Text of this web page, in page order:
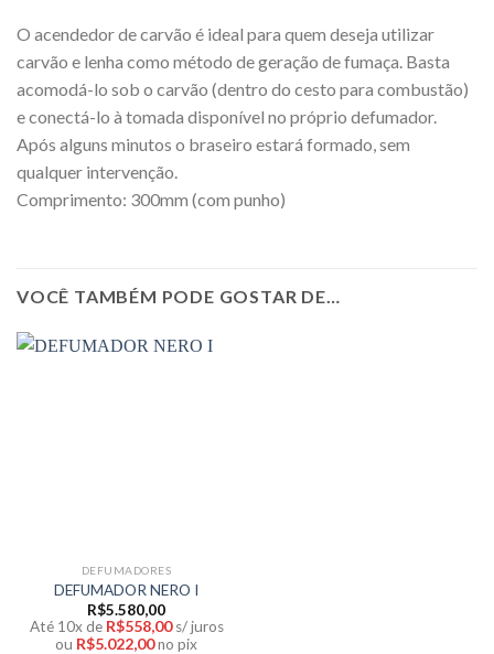
O acendedor de carvão é ideal para quem deseja utilizar
carvão e lenha como método de geração de fumaça. Basta
acomodá-lo sob o carvão (dentro do cesto para combustão)
e conectá-lo à tomada disponível no próprio defumador.
Após alguns minutos o braseiro estará formado, sem
qualquer intervenção.
Comprimento: 300mm (com punho)
VOCÊ TAMBÉM PODE GOSTAR DE…
DEFUMADORES
DEFUMADOR NERO I
R$5.580,00
Até 10x de R$558,00 s/ juros
ou R$5.022,00no pix